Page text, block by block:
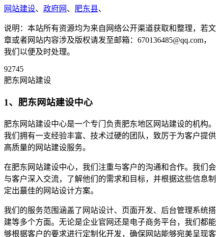
网站建设、 政府网 、 肥东县、
说明：本站所有资源均为来自网络公开渠道获取和整理，若文
章或者网站内容涉及版权请发至邮箱：670136485@qq.com，
我们以便及时处理。
92745
肥东网站建设
1、肥东网站建设中心
肥东网站建设中心是一个专门负责肥东地区网站建设的机构。
我们拥有一支经验丰富、技术过硬的团队，致厉于为客户提供
高质量的网站建设服务。
在肥东网站建设中心，我们注重与客户的沟通和合作。我们会
与客户深入交流，了解他们的需求和目标，并根据这些信息制
定出蕞佳的网站设计方案。
我们的服务范围涵盖了网站设计、页面开发、后台管理系统搭
建等多个方面。无论是企业官网还是电子商务平台，我们都能
够根据客户的要求进行定制化开发，确保网站能够宛美呈现客